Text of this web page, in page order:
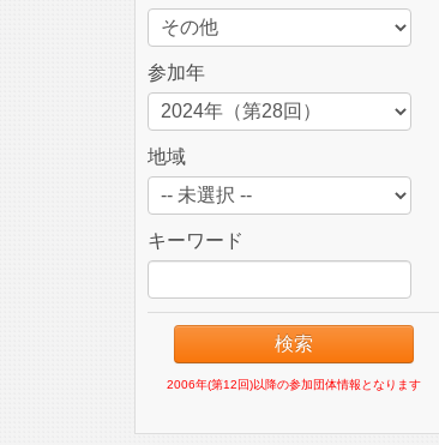
参加年
地域
キーワード
2006年(第12回)以降の参加団体情報となります